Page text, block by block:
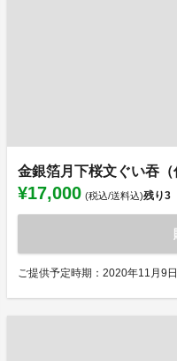
金銀箔月下桜文ぐい吞（
¥17,000 (税込/送料込)残り3
ご提供予定時期：2020年11月9